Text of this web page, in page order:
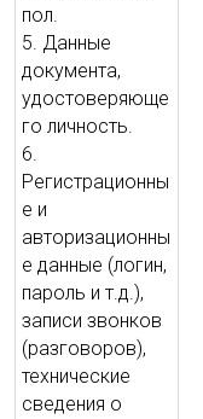
пол.
5. Данные
документа,
удостоверяюще
го личность.
6.
Регистрационны
е и
авторизационны
е данные (логин,
пароль и т.д.),
записи звонков
(разговоров),
технические
сведения о